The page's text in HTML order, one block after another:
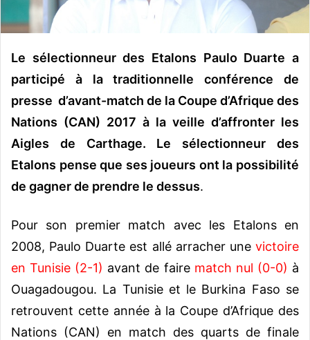
Le sélectionneur des Etalons Paulo Duarte a
participé à la traditionnelle conférence de
presse d’avant-match de la Coupe d’Afrique des
Nations (CAN) 2017 à la veille d’affronter les
Aigles de Carthage. Le sélectionneur des
Etalons pense que ses joueurs ont la possibilité
de gagner de prendre le dessus.
Pour son premier match avec les Etalons en
2008, Paulo Duarte est allé arracher une victoire
en Tunisie (2-1) avant de faire match nul (0-0) à
Ouagadougou. La Tunisie et le Burkina Faso se
retrouvent cette année à la Coupe d’Afrique des
Nations (CAN) en match des quarts de finale